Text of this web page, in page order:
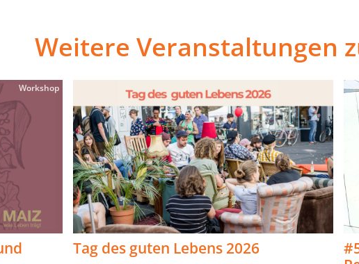
Weitere Veranstaltungen
Workshop
Tag des guten Lebens 2026